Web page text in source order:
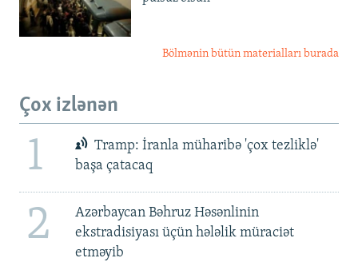
Bölmənin bütün materialları burada
Çox izlənən
1
Tramp: İranla müharibə 'çox tezliklə'
başa çatacaq
2
Azərbaycan Bəhruz Həsənlinin
ekstradisiyası üçün hələlik müraciət
etməyib